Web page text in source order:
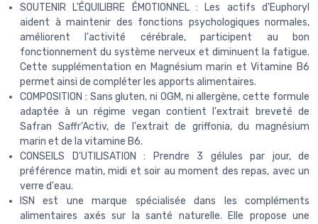
SOUTENIR L'ÉQUILIBRE ÉMOTIONNEL : Les actifs d'Euphoryl
aident à maintenir des fonctions psychologiques normales,
améliorent l'activité cérébrale, participent au bon
fonctionnement du système nerveux et diminuent la fatigue.
Cette supplémentation en Magnésium marin et Vitamine B6
permet ainsi de compléter les apports alimentaires.
COMPOSITION : Sans gluten, ni OGM, ni allergène, cette formule
adaptée à un régime vegan contient l'extrait breveté de
Safran Saffr'Activ, de l'extrait de griffonia, du magnésium
marin et de la vitamine B6.
CONSEILS D'UTILISATION : Prendre 3 gélules par jour, de
préférence matin, midi et soir au moment des repas, avec un
verre d'eau.
ISN est une marque spécialisée dans les compléments
alimentaires axés sur la santé naturelle. Elle propose une